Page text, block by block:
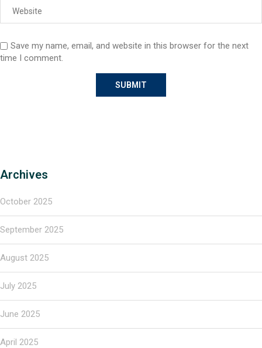
Save my name, email, and website in this browser for the next
time I comment.
Archives
October 2025
September 2025
August 2025
July 2025
June 2025
April 2025